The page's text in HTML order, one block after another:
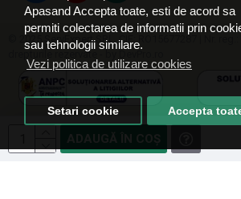
Apasand Accepta toate, esti de acord sa
permiti colectarea de informatii prin
sau tehnologii similare.
Vezi politica de utilizare cookies
Setari cookie Accepta
© 2025 ServExpert SRL, CIF: RO15677287 | Nr.
drepturile rezervate - by DevPro.ro